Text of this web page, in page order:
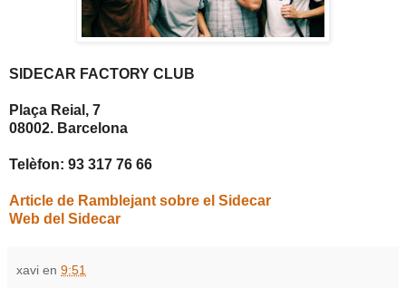
SIDECAR FACTORY CLUB
Plaça Reial, 7
08002. Barcelona
Telèfon: 93 317 76 66
Article de Ramblejant sobre el Sidecar
Web del Sidecar
xavi en 9:51